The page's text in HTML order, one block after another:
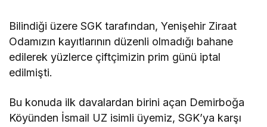
Bilindiği üzere SGK tarafından, Yenişehir Ziraat
Odamızın kayıtlarının düzenli olmadığı bahane
edilerek yüzlerce çiftçimizin prim günü iptal
edilmişti.
Bu konuda ilk davalardan birini açan Demirboğa
Köyünden İsmail UZ isimli üyemiz, SGK’ya karşı